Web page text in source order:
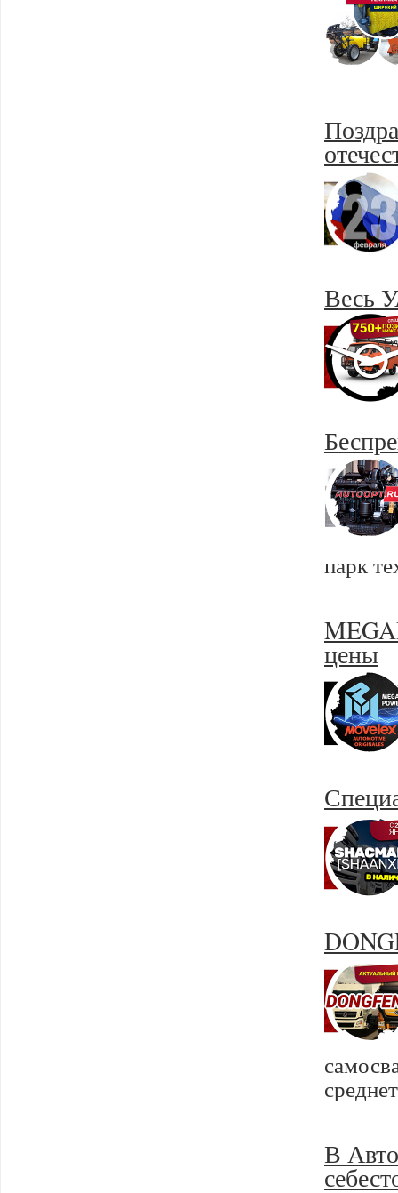
Весь
парк
цены
В